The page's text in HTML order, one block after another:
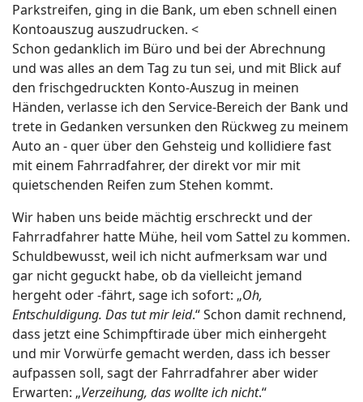
Parkstreifen, ging in die Bank, um eben schnell einen
Kontoauszug auszudrucken. <
Schon gedanklich im Büro und bei der Abrechnung
und was alles an dem Tag zu tun sei, und mit Blick auf
den frischgedruckten Konto-Auszug in meinen
Händen, verlasse ich den Service-Bereich der Bank und
trete in Gedanken versunken den Rückweg zu meinem
Auto an - quer über den Gehsteig und kollidiere fast
mit einem Fahrradfahrer, der direkt vor mir mit
quietschenden Reifen zum Stehen kommt.
Wir haben uns beide mächtig erschreckt und der
Fahrradfahrer hatte Mühe, heil vom Sattel zu kommen.
Schuldbewusst, weil ich nicht aufmerksam war und
gar nicht geguckt habe, ob da vielleicht jemand
hergeht oder -fährt, sage ich sofort: „Oh,
Entschuldigung. Das tut mir leid.“ Schon damit rechnend,
dass jetzt eine Schimpftirade über mich einhergeht
und mir Vorwürfe gemacht werden, dass ich besser
aufpassen soll, sagt der Fahrradfahrer aber wider
Erwarten: „Verzeihung, das wollte ich nicht.“